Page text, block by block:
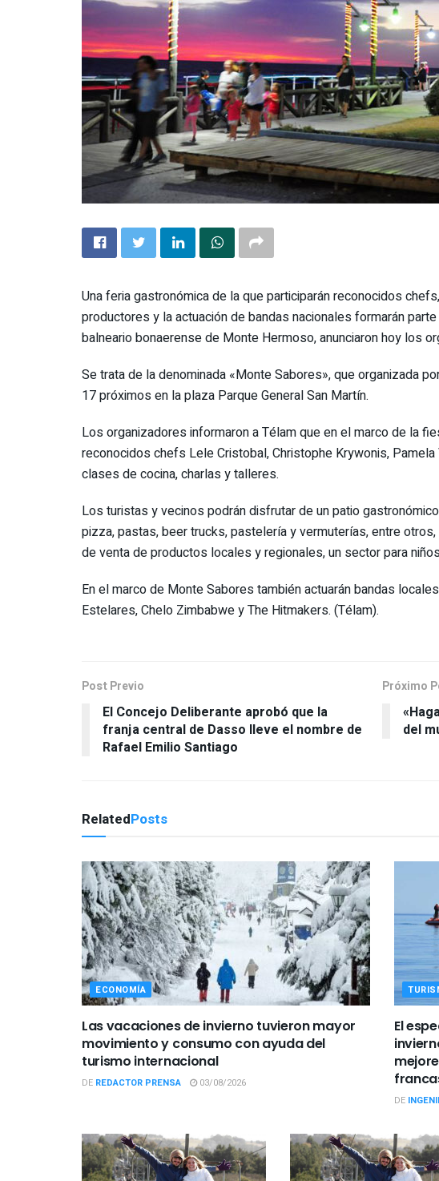
Una feria gastronómica de la que participarán reconocidos
productores y la actuación de bandas nacionales formarán
balneario bonaerense de Monte Hermoso, anunciaron hoy los
Se trata de la denominada «Monte Sabores», que organizada
17 próximos en la plaza Parque General San Martín.
Los organizadores informaron a Télam que en el marco de la
reconocidos chefs Lele Cristobal, Christophe Krywonis,
clases de cocina, charlas y talleres.
Los turistas y vecinos podrán disfrutar de un patio
pizza, pastas, beer trucks, pastelería y vermuterías, entre
de venta de productos locales y regionales, un sector para
En el marco de Monte Sabores también actuarán bandas
Estelares, Chelo Zimbabwe y The Hitmakers. (Télam).
Post Previo
El Concejo Deliberante aprobó que la
franja central de Dasso lleve el nombre de
Rafael Emilio Santiago
Próximo
del
RelatedPosts
ECONOMÍA
Las vacaciones de invierno tuvieron mayor
movimiento y consumo con ayuda del
turismo internacional
DE REDACTOR PRENSA 03/08/2026
El
DE